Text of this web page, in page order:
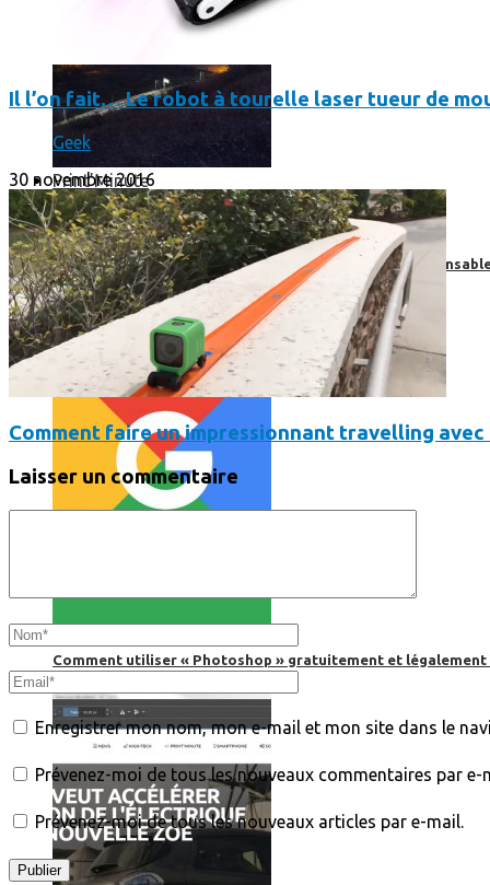
Print’Minute
Print'Minute
Pourquoi les outils de Google sont-ils devenus
Comment utiliser « Photoshop » gratuitement et légalement
Il l’on fait… Le robot à tourelle laser tueur de
Geek
30 novembre 2016
Comment faire un impressionnant travelling
Laisser un commentaire
Enregistrer mon nom, mon e-mail et mon site dans le
Prévenez-moi de tous les nouveaux commentaires par e-
Prévenez-moi de tous les nouveaux articles par e-mail.